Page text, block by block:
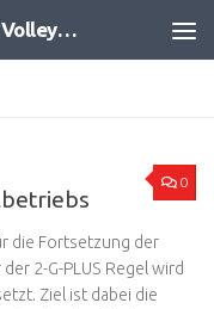
Stadtfachausschuss Magdeburg - Volleyball
0
die Fortsetzung der
2-G-PLUS Regel wird
Ziel ist dabei die